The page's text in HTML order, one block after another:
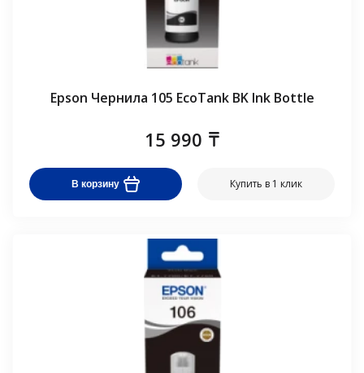
Epson Чернила 105 EcoTank BK Ink Bottle
15 990
В корзину Купить в 1 клик